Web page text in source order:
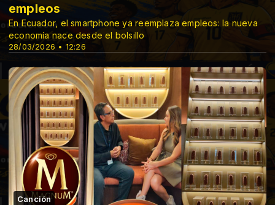
28/03/2026 • 12:26
empleos
En Ecuador, el smartphone ya reemplaza empleos: la nueva
economía nace desde el bolsillo
Canción